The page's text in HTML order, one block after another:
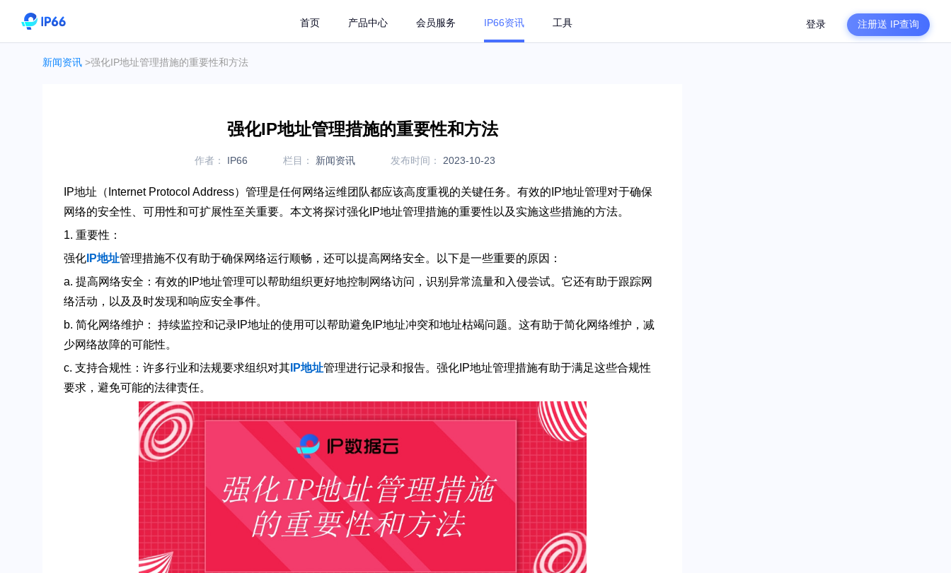
首页 产品中心 会员服务 IP66资讯 工具 登录 注册送 IP查询
新闻资讯 >强化IP地址管理措施的重要性和方法
强化IP地址管理措施的重要性和方法
作者： IP66 栏目： 新闻资讯 发布时间： 2023-10-23
IP地址（Internet Protocol Address）管理是任何网络运维团队都应该高度重视的关键任务。有效的IP地址管理对于确保
网络的安全性、可用性和可扩展性至关重要。本文将探讨强化IP地址管理措施的重要性以及实施这些措施的方法。
1. 重要性：
强化 IP地址管理措施不仅有助于确保网络运行顺畅，还可以提高网络安全。以下是一些重要的原因：
a. 提高网络安全：有效的IP地址管理可以帮助组织更好地控制网络访问，识别异常流量和入侵尝试。它还有助于跟踪网
络活动，以及及时发现和响应安全事件。
b. 简化网络维护： 持续监控和记录IP地址的使用可以帮助避免IP地址冲突和地址枯竭问题。这有助于简化网络维护，减
少网络故障的可能性。
c. 支持合规性：许多行业和法规要求组织对其 IP地址管理进行记录和报告。强化IP地址管理措施有助于满足这些合规性
要求，避免可能的法律责任。